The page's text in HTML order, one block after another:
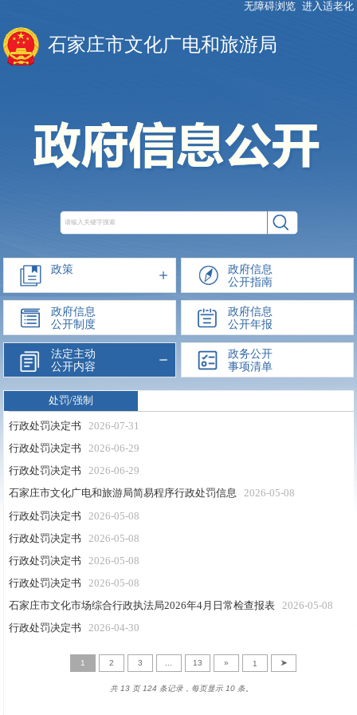
无障碍浏览 进入适老化
石家庄市文化广电和旅游局
政策
政府信息
公开指南
政府信息
公开制度
政府信息
公开年报
法定主动
公开内容
政务公开
事项清单
处罚/强制
行政处罚决定书
2026-07-31
行政处罚决定书
2026-06-29
行政处罚决定书
2026-06-29
石家庄市文化广电和旅游局简易程序行政处罚信息
2026-05-08
行政处罚决定书
2026-05-08
行政处罚决定书
2026-05-08
行政处罚决定书
2026-05-08
行政处罚决定书
2026-05-08
石家庄市文化市场综合行政执法局2026年4月日常检查报表
2026-05-08
行政处罚决定书
2026-04-30
1 2 3 ... 13 » ➤
共 13 页 124 条记录，每页显示 10 条。